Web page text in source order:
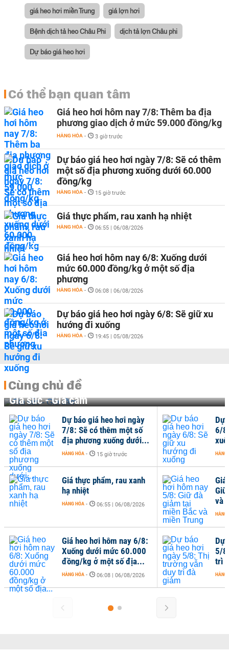
giá heo hơi miền Trung giá lợn hơi
Bệnh dịch tả heo Châu Phi dịch tả lợn Châu phi
Dự báo giá heo hơi
Có thể bạn quan tâm
Giá heo hơi hôm nay 7/8: Thêm ba địa
phương giao dịch ở mức 59.000 đồng/kg
HÀNG HÓA - 3 giờ trước
Dự báo giá heo hơi ngày 7/8: Sẽ có thêm
một số địa phương xuống dưới 60.000
đồng/kg
HÀNG HÓA - 15 giờ trước
Giá thực phẩm, rau xanh hạ nhiệt
HÀNG HÓA - 06:55 | 06/08/2026
Giá heo hơi hôm nay 6/8: Xuống dưới
mức 60.000 đồng/kg ở một số địa
phương
HÀNG HÓA - 06:08 | 06/08/2026
Dự báo giá heo hơi ngày 6/8: Sẽ giữ xu
hướng đi xuống
HÀNG HÓA - 19:45 | 05/08/2026
Cùng chủ đề
Gia súc - Gia cầm
Dự báo giá heo hơi ngày
7/8: Sẽ có thêm một số
địa phương xuống dưới...
HÀNG HÓA - 15 giờ trước
Giá thực phẩm, rau xanh
hạ nhiệt
HÀNG HÓA - 06:55 | 06/08/2026
Giá heo hơi hôm nay 6/8:
Xuống dưới mức 60.000
đồng/kg ở một số địa...
HÀNG HÓA - 06:08 | 06/08/2026
Dự
6/
HÀNG
và
HÀNG
Dự
5/
trì
HÀNG